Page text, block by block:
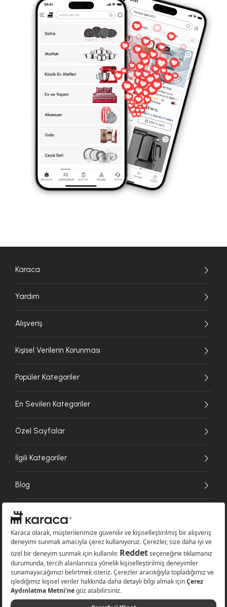
Karaca
Yardım
Alışveriş
Kişisel Verilerin Korunması
Popüler Kategoriler
En Sevilen Kategoriler
Özel Sayfalar
İlgili Kategoriler
Blog
Ödeme